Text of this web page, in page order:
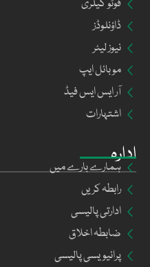
ادارہ
ہمارے بارے میں
رابطہ کریں
ادارتی پالیسی
ضابطہ اخلاق
پرائیویسی پالیسی
فوٹو گیلری
ڈاؤنلوڈز
نیوز لیٹر
موبائل ایپ
آر ایس ایس فیڈ
اشتہارات